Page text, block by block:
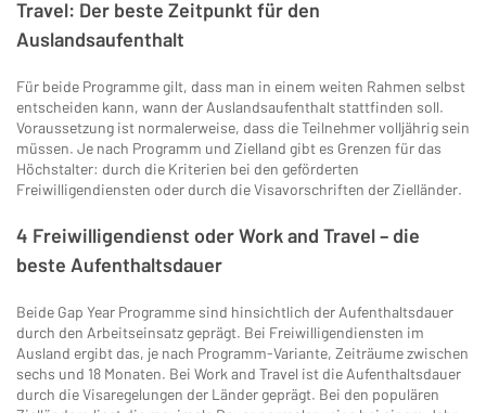
Travel: Der beste Zeitpunkt für den
Auslandsaufenthalt
Für beide Programme gilt, dass man in einem weiten Rahmen selbst
entscheiden kann, wann der Auslandsaufenthalt stattfinden soll.
Voraussetzung ist normalerweise, dass die Teilnehmer volljährig sein
müssen. Je nach Programm und Zielland gibt es Grenzen für das
Höchstalter: durch die Kriterien bei den geförderten
Freiwilligendiensten oder durch die Visavorschriften der Zielländer.
4 Freiwilligendienst oder Work and Travel – die
beste Aufenthaltsdauer
Beide Gap Year Programme sind hinsichtlich der Aufenthaltsdauer
durch den Arbeitseinsatz geprägt. Bei Freiwilligendiensten im
Ausland ergibt das, je nach Programm-Variante, Zeiträume zwischen
sechs und 18 Monaten. Bei Work and Travel ist die Aufenthaltsdauer
durch die Visaregelungen der Länder geprägt. Bei den populären